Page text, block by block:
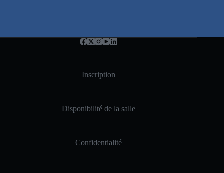
Inscription
Disponibilité de la salle
Confidentialité